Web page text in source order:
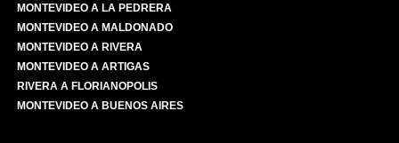
MONTEVIDEO A LA PEDRERA
MONTEVIDEO A MALDONADO
MONTEVIDEO A RIVERA
MONTEVIDEO A ARTIGAS
RIVERA A FLORIANOPOLIS
MONTEVIDEO A BUENOS AIRES